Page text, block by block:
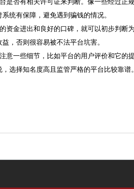
是否有相关许可证来判断。像一些经过正
统有保障，避免遇到骗钱的情况。
资金进出和良好的口碑，就可以初步判断
，否则很容易被不法平台坑害。
一些细节，比如平台的用户评价和它的提
选择知名度高且监管严格的平台比较靠谱。